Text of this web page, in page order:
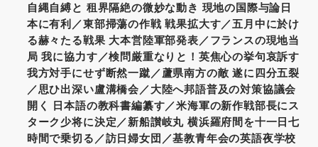
自縄自縛と 租界隔絶の微妙な動き 現地の国際与論日
本に有利／東部掃蕩の作戦 戦果拡大す／五月中に於け
る赫々たる戦果 大本営陸軍部発表／フランスの現地当
局 我に協力す／検問厳重なりと！英焦心の挙句哀訴す
我方対手にせず断然一蹴／蘆県南方の敵 遂に四分五裂
／思ひ出深い盧溝橋会／大陸へ邦語普及の対策協議会
開く 日本語の教科書編纂す／米海軍の新作戦部長にス
ターク少将に決定／新船讃岐丸 横浜羅府間を十一日七
時間で乗切る／訪日婦女団／基教青年会の英語夜学校